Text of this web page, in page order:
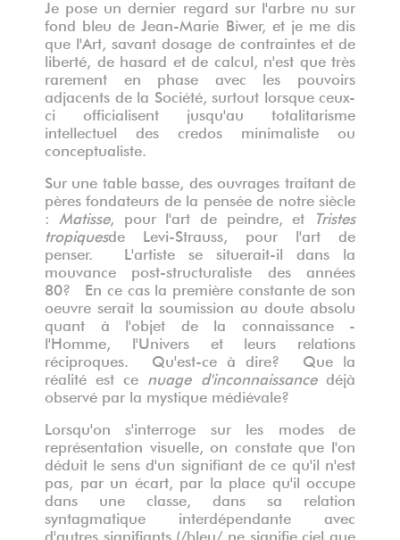
Je pose un dernier regard sur l'arbre nu sur
fond bleu de Jean-Marie Biwer, et je me dis
que l'Art, savant dosage de contraintes et de
liberté, de hasard et de calcul, n'est que très
rarement en phase avec les pouvoirs
adjacents de la Société, surtout lorsque ceux-
ci officialisent jusqu'au totalitarisme
intellectuel des credos minimaliste ou
conceptualiste.
Sur une table basse, des ouvrages traitant de
pères fondateurs de la pensée de notre siècle
: Matisse , pour l'art de peindre, et Tristes
tropiquesde Levi-Strauss, pour l'art de
penser. L'artiste se situerait-il dans la
mouvance post-structuraliste des années
80? En ce cas la première constante de son
oeuvre serait la soumission au doute absolu
quant à l'objet de la connaissance -
l'Homme, l'Univers et leurs relations
réciproques. Qu'est-ce à dire? Que la
réalité est ce nuage d'inconnaissance déjà
observé par la mystique médiévale?
Lorsqu'on s'interroge sur les modes de
représentation visuelle, on constate que l'on
déduit le sens d'un signifiant de ce qu'il n'est
pas, par un écart, par la place qu'il occupe
dans une classe, dans sa relation
syntagmatique interdépendante avec
d'autres signifiants (/bleu/ ne signifie ciel que